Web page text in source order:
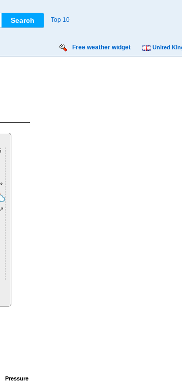
Top 10
Free weather widget United
Pressure